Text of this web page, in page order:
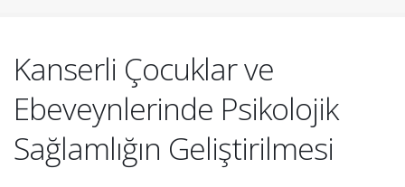
Kanserli Çocuklar ve
Ebeveynlerinde Psikolojik
Sağlamlığın Geliştirilmesi